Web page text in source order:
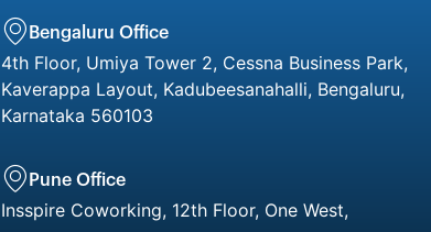
Bengaluru Office
4th Floor, Umiya Tower 2, Cessna Business Park,
Kaverappa Layout, Kadubeesanahalli, Bengaluru,
Karnataka 560103
Pune Office
Insspire Coworking, 12th Floor, One West,